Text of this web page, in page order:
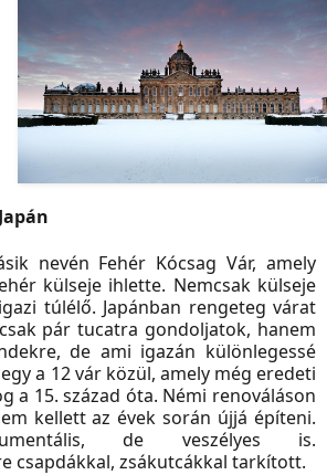
nevén Fehér Kócsag Vár, amely
külseje ihlette. Nemcsak külseje
túlélő. Japánban rengeteg várat
pár tucatra gondoljatok, hanem
de ami igazán különlegessé
a 12 vár közül, amely még eredeti
a 15. század óta. Némi renováláson
kellett az évek során újjá építeni.
de veszélyes is.
csapdákkal, zsákutcákkal tarkított.